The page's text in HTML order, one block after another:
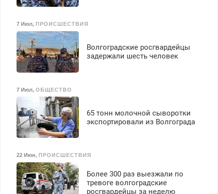
7 Июл, ПРОИСШЕСТВИЯ
Волгоградские росгвардейцы
задержали шесть человек
7 Июл, ОБЩЕСТВО
65 тонн молочной сыворотки
экспортировали из Волгограда
22 Июн, ПРОИСШЕСТВИЯ
Более 300 раз выезжали по
тревоге волгоградские
росгвардейцы за неделю